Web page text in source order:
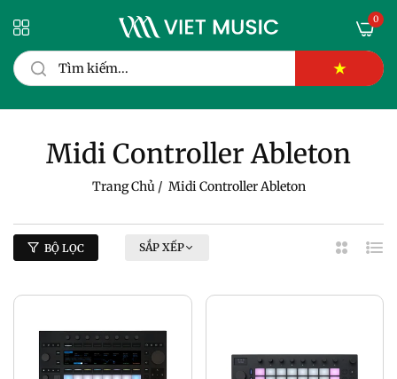
★
0
Midi Controller Ableton
Trang Chủ / Midi Controller Ableton
BỘ LỌC SẮP XẾP
2